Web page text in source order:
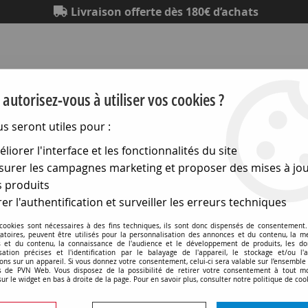
Livraison offerte dès 180€ d’achats
Eclairage Matériel électrique
de soudage
Chalumeaux au gaz 'pro'
vous à utiliser vos cookies ?
seront utiles pour :
l'interface et les fonctionnalités du site
les campagnes marketing et proposer des mises à
produits
l'authentification et surveiller les erreurs techniques
sont nécessaires à des fins techniques, ils sont donc dispensés de
peuvent être utilisés pour la personnalisation des annonces et du contenu, la
et du contenu, la connaissance de l'audience et le développement de produits, les
précises et l'identification par le balayage de l'appareil, le stockage et/ou
sur un appareil. Si vous donnez votre consentement, celui-ci sera valable sur l’ensemble
de PVN Web. Vous disposez de la possibilité de retirer votre consentement à tout
le widget en bas à droite de la page. Pour en savoir plus, consulter notre politique de